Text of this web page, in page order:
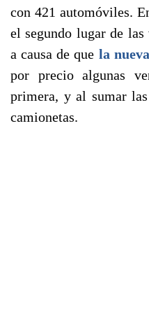
con 421 automóviles.
el segundo lugar de las
a causa de que la
por precio algunas
primera, y al sumar
camionetas.